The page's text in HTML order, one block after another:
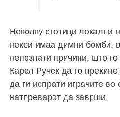
Неколку стотици локални
некои имаа димни бомби,
непознати причини, што го
Карел Ручек да го
да ги испрати играчите во
натпреварот да заврши.